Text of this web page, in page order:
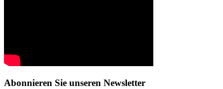
Abonnieren Sie unseren Newsletter